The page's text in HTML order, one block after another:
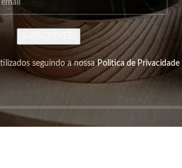
seguindo a nossaPolitica de Privacidade